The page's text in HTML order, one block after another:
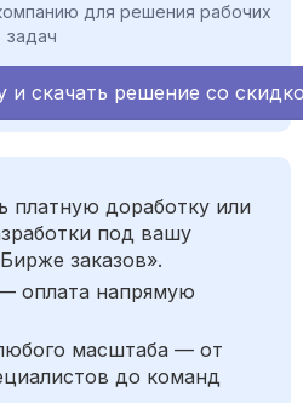
для решения рабочих
задач
скачать решение со
платную доработку или
под вашу
заказов».
оплата напрямую
масштаба — от
до команд